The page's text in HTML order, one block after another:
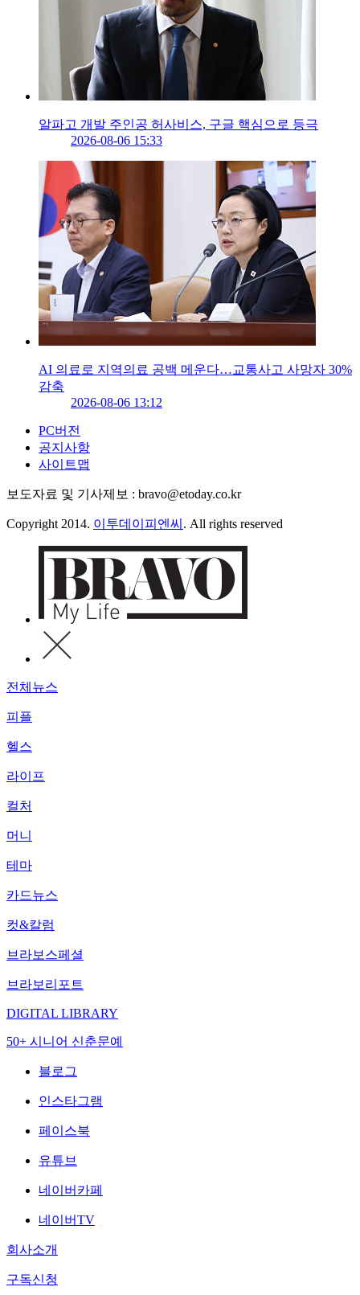
알파고 개발 주인공 허사비스, 구글 핵심으로 등극
2026-08-06 15:33
AI 의료로 지역의료 공백 메운다…교통사고 사망자 30%
감축
2026-08-06 13:12
PC버전
공지사항
사이트맵
보도자료 및 기사제보 : bravo@etoday.co.kr
Copyright 2014. 이투데이피엔씨 . All rights reserved
전체뉴스
피플
헬스
라이프
컬처
머니
테마
카드뉴스
컷&칼럼
브라보스페셜
브라보리포트
DIGITAL LIBRARY
50+ 시니어 신춘문예
블로그
인스타그램
페이스북
유튜브
네이버카페
네이버TV
회사소개
구독신청